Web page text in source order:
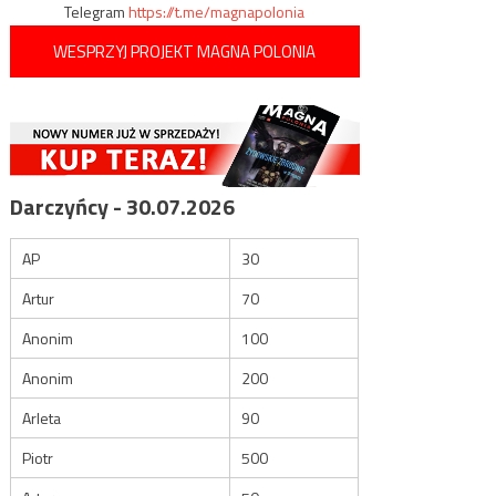
Telegramhttps://t.me/magnapolonia
WESPRZYJ PROJEKT MAGNA POLONIA
Darczyńcy - 30.07.2026
AP
30
Artur
70
Anonim
100
Anonim
200
Arleta
90
Piotr
500